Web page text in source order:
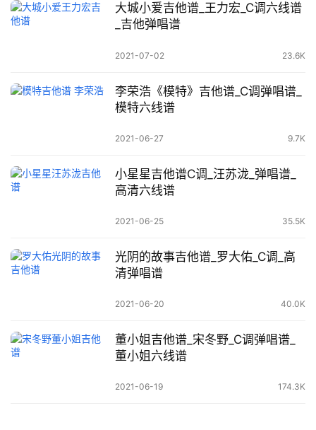
大城小爱吉他谱_王力宏_C调六线谱
_吉他弹唱谱
2021-07-02 23.6K
李荣浩《模特》吉他谱_C调弹唱谱_
模特六线谱
2021-06-27 9.7K
小星星吉他谱C调_汪苏泷_弹唱谱_
高清六线谱
2021-06-25 35.5K
光阴的故事吉他谱_罗大佑_C调_高
清弹唱谱
2021-06-20 40.0K
董小姐吉他谱_宋冬野_C调弹唱谱_
董小姐六线谱
2021-06-19 174.3K